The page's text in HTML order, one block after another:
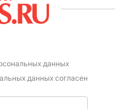
данных
данных согласен